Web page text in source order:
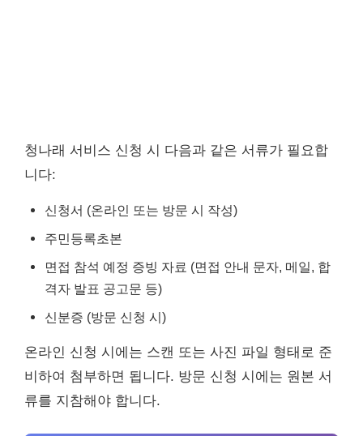
청나래 서비스 신청 시 다음과 같은 서류가 필요합
니다:
신청서 (온라인 또는 방문 시 작성)
주민등록초본
면접 참석 예정 증빙 자료 (면접 안내 문자, 메일, 합
격자 발표 공고문 등)
신분증 (방문 신청 시)
온라인 신청 시에는 스캔 또는 사진 파일 형태로 준
비하여 첨부하면 됩니다. 방문 신청 시에는 원본 서
류를 지참해야 합니다.